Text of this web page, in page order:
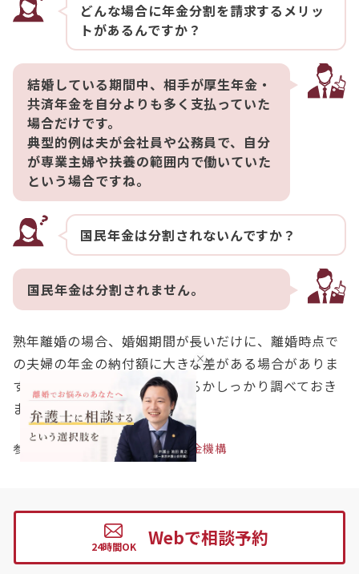
どんな場合に年金分割を請求するメリッ
トがあるんですか？
結婚している期間中、相手が厚生年金・
共済年金を自分よりも多く支払っていた
場合だけです。
典型的例は夫が会社員や公務員で、自分
が専業主婦や扶養の範囲内で働いていた
という場合ですね。
国民年金は分割されないんですか？
国民年金は分割されません。
熟年離婚の場合、婚姻期間が長いだけに、離婚時点で
の夫婦の年金の納付額に大きな差がある場合がありま
すので、年金分割を請求できるかしっかり調べておき
ましょう。
参考： 離婚時の年金分割｜日本年金機構
【まとめ】熟年離婚の慰謝料の相場
は離婚原因によって異なる
Webで相談予約